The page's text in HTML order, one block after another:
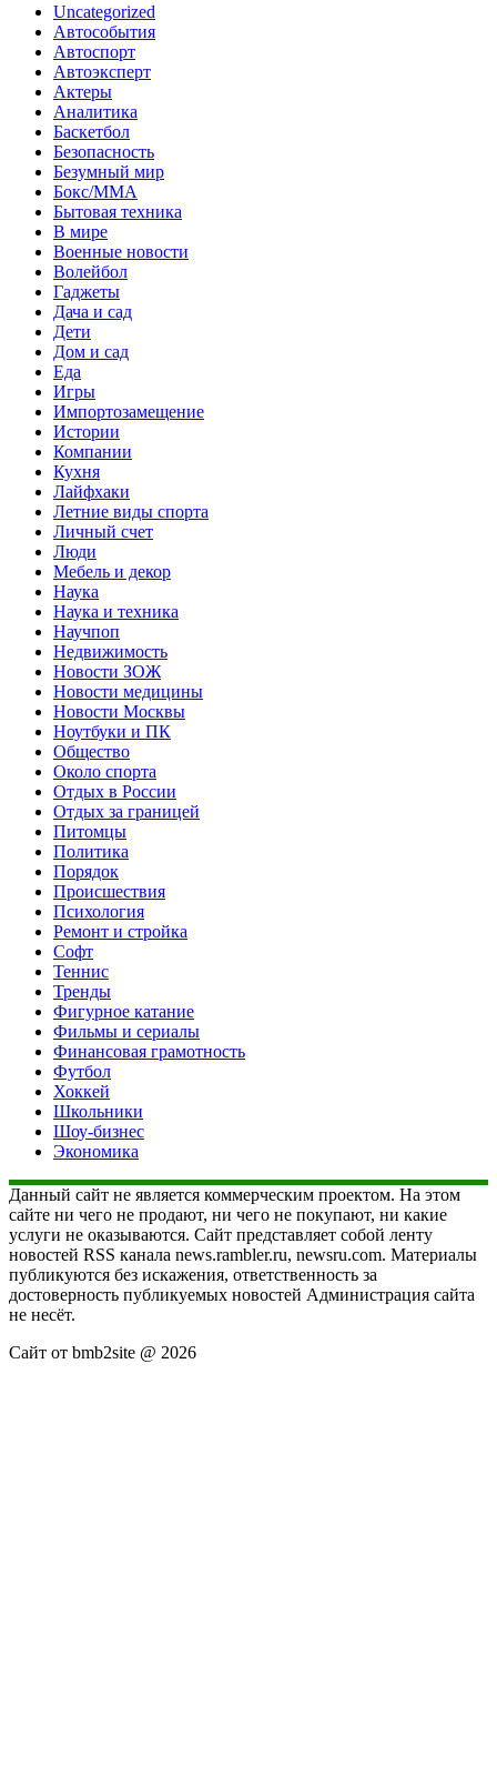
Uncategorized
Автособытия
Автоспорт
Автоэксперт
Актеры
Аналитика
Баскетбол
Безопасность
Безумный мир
Бокс/MMA
Бытовая техника
В мире
Военные новости
Волейбол
Гаджеты
Дача и сад
Дети
Дом и сад
Еда
Игры
Импортозамещение
Истории
Компании
Кухня
Лайфхаки
Летние виды спорта
Личный счет
Люди
Мебель и декор
Наука
Наука и техника
Научпоп
Недвижимость
Новости ЗОЖ
Новости медицины
Новости Москвы
Ноутбуки и ПК
Общество
Около спорта
Отдых в России
Отдых за границей
Питомцы
Политика
Порядок
Происшествия
Психология
Ремонт и стройка
Софт
Теннис
Тренды
Фигурное катание
Фильмы и сериалы
Финансовая грамотность
Футбол
Хоккей
Школьники
Шоу-бизнес
Экономика
Данный сайт не является коммерческим проектом. На этом
сайте ни чего не продают, ни чего не покупают, ни какие
услуги не оказываются. Сайт представляет собой ленту
новостей RSS канала news.rambler.ru, newsru.com. Материалы
публикуются без искажения, ответственность за
достоверность публикуемых новостей Администрация сайта
не несёт.
Сайт от bmb2site @ 2026